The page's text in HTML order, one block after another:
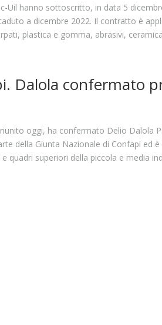
Uil hanno sottoscritto, in data 5
a dicembre 2022. Il contratto è
plastica e gomma, abrasivi,
Dalola confermato
oggi, ha confermato Delio Dalola
della Giunta Nazionale di Confapi ed è
quadri superiori della piccola e media